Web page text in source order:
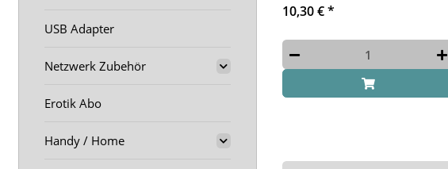
10,30 €*
USB Adapter
Netzwerk Zubehör
Erotik Abo
Handy / Home